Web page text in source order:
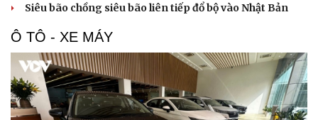
Tư vấn
Săn Tour
check-in
Câu chuyện thời sự
Đọc truyện đêm khuya
Cửa sổ tình yêu
Kể chuyện cho bé
Siêu bão chồng siêu bão liên tiếp đổ bộ vào Nhật Bản
Ô TÔ - XE MÁY